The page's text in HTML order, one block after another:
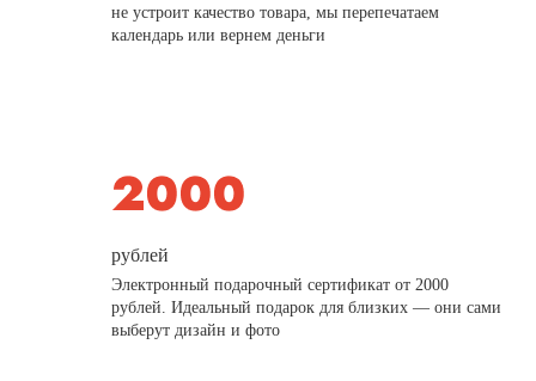
не устроит качество товара, мы перепечатаем
календарь или вернем деньги
рублей
Электронный подарочный сертификат от 2000
рублей. Идеальный подарок для близких — они сами
выберут дизайн и фото